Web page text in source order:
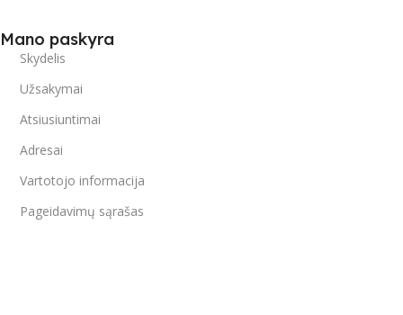
Mano paskyra
Skydelis
Užsakymai
Atsiusiuntimai
Adresai
Vartotojo informacija
Pageidavimų sąrašas